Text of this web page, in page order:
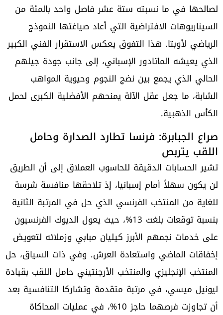
لصالحها في ما نسبته ستة عشر فاصل واحد بالمئة من
السيناريوهات الافتراضية التي أعاد صياغتها النموذج
الرياضي لأوبتا. هذا التفوق يعكس الاستقرار الفني الكبير
الذي يعيشه الماتادور الإسباني، إلى جانب جودة جيلهم
الحالي الذي يجمع بين نضج النجوم وحيوية المواهب
الشابة، ما جعل عقل الآلة يمنحهم الأفضلية الكبرى لحمل
الكأس الذهبية.
صراع الجبابرة: فرنسا تطارد الصدارة وحامل
اللقب يتربص
تشير الحسابات الدقيقة للحاسوب العملاق إلى أن الطريق
لن يكون سهلاً أمام إسبانيا، إذ تلاحقها منافسة شرسة
للغاية من المنتخب الفرنسي الذي حل في المرتبة الثانية
بنسبة توقعات بلغت 13%، حيث يعول الديوك الفرنسيون
على خدمات نجمهم الأبرز كيليان مبابي وزملائه لتعويض
إخفاقات الماضي واستعادة العرش. وفي ذات السياق، حل
المنتخب الإنجليزي والمنتخب الأرجنتيني حامل اللقب بقيادة
ليونيل ميسي، في مرتبة متقدمة وتشاركا التنافسية بعد
أن تجاوزت فرصهما حاجز 10%، في عمليات المحاكاة